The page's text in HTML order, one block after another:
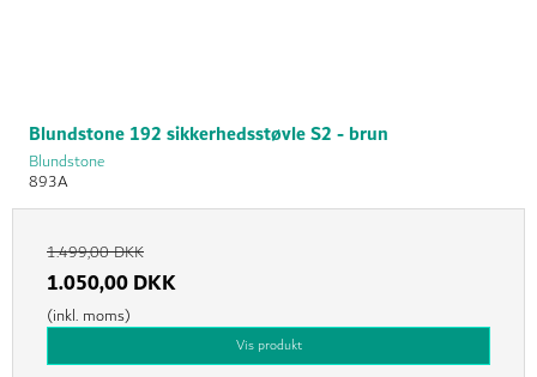
Blundstone 192 sikkerhedsstøvle S2 - brun
Blundstone
893A
1.499,00 DKK
1.050,00 DKK
(inkl. moms)
Vis produkt